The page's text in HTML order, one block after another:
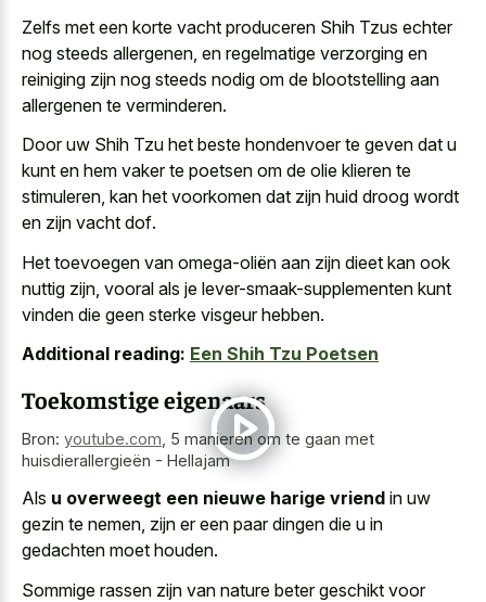
Zelfs met een korte vacht produceren Shih Tzus echter
nog steeds allergenen, en regelmatige verzorging en
reiniging zijn nog steeds nodig om de blootstelling aan
allergenen te verminderen.
Door uw Shih Tzu het beste hondenvoer te geven dat u
kunt en hem vaker te poetsen om de olie klieren te
stimuleren, kan het voorkomen dat zijn huid droog wordt
en zijn vacht dof.
Het toevoegen van omega-oliën aan zijn dieet kan ook
nuttig zijn, vooral als je lever-smaak-supplementen kunt
vinden die geen sterke visgeur hebben.
Additional reading: Een Shih Tzu Poetsen
Toekomstige eigenaars
Bron: youtube.com 5 manieren om te gaan met
huisdierallergieën - Hellajam
Als u overweegt een nieuwe harige vriend in uw
gezin te nemen, zijn er een paar dingen die u in
gedachten moet houden.
Sommige rassen zijn van nature beter geschikt voor